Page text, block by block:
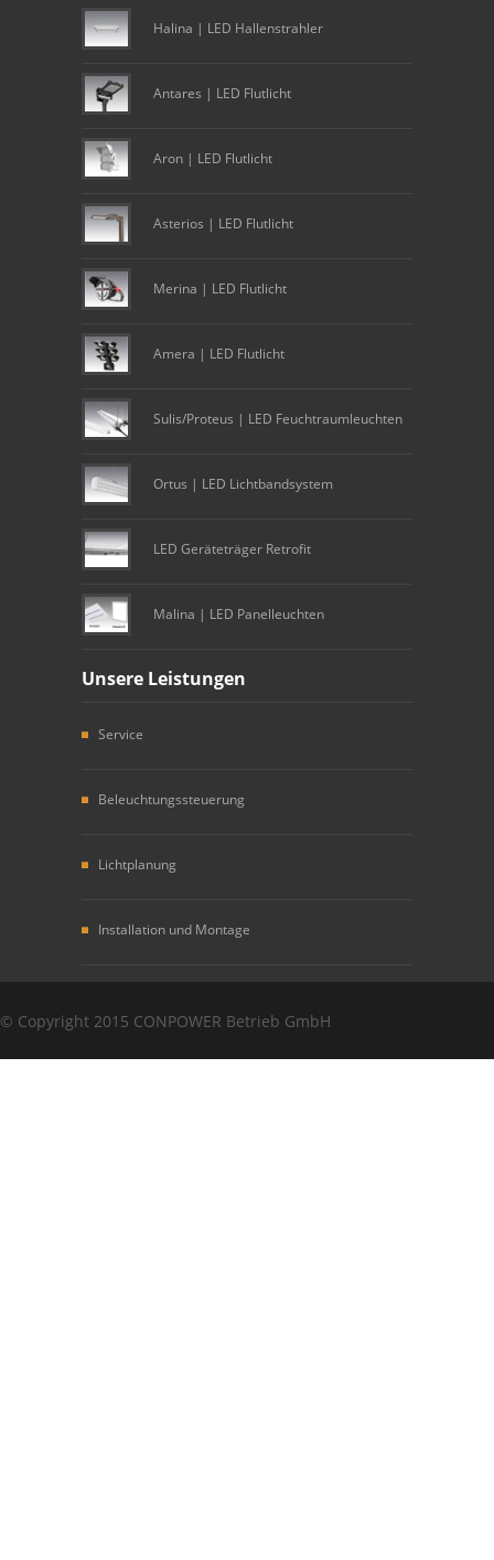
© Copyright 2015 CONPOWER Betrieb GmbH
Halina | LED Hallenstrahler
Antares | LED Flutlicht
Aron | LED Flutlicht
Asterios | LED Flutlicht
Merina | LED Flutlicht
Amera | LED Flutlicht
Sulis/Proteus | LED Feuchtraumleuchten
Ortus | LED Lichtbandsystem
LED Geräteträger Retrofit
Malina | LED Panelleuchten
Unsere Leistungen
Service
Beleuchtungssteuerung
Lichtplanung
Installation und Montage